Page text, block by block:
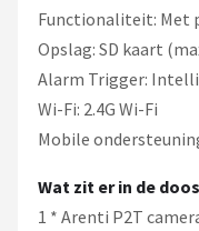
Functionaliteit: Met
Opslag: SD kaart
Alarm Trigger:
Wi-Fi: 2.4G Wi-Fi
Mobile
Wat zit er in de
1 * Arenti P2T